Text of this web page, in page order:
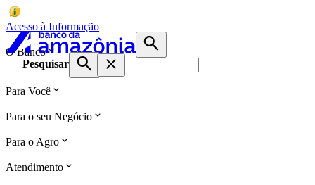
Acesso à Informação
O Banco
Pesquisar
Para Você
Para o seu Negócio
Para o Agro
Atendimento